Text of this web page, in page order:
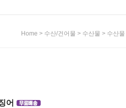
Home > 수산/건어물 > 수산물 > 수산물
어